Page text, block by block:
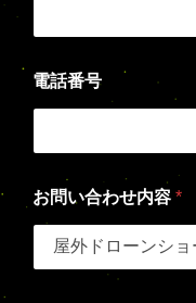
電話番号
お問い合わせ内容 *